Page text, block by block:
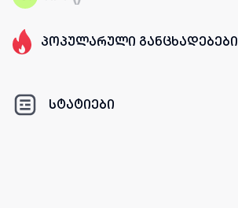
პოპულარული განცხადებები
სტატიები